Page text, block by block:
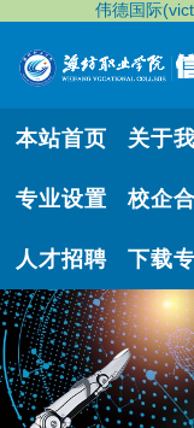
伟德国际
本站首页 关于
专业设置 校企
人才招聘 下载